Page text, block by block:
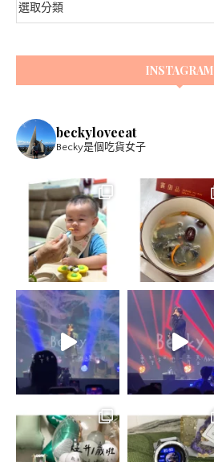
INSTAGRAM
beckyloveeat
Becky是個吃貨女子